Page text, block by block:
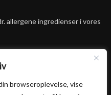
browseroplevelse, vise
allergene ingredienser i vores